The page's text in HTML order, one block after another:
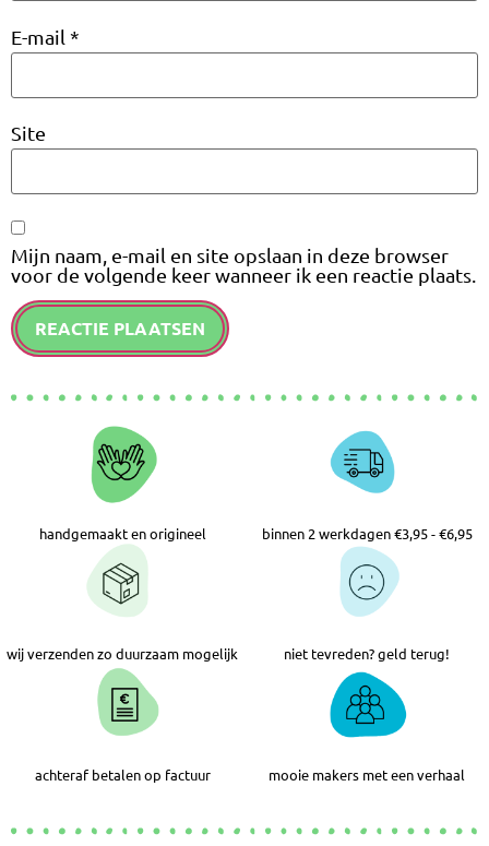
E-mail *
Site
Mijn naam, e-mail en site opslaan in deze browser
voor de volgende keer wanneer ik een reactie plaats.
handgemaakt en origineel binnen 2 werkdagen €3,95 - €6,95
wij verzenden zo duurzaam mogelijk niet tevreden? geld terug!
achteraf betalen op factuur mooie makers met een verhaal